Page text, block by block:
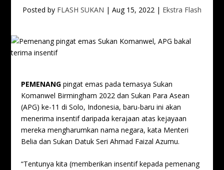
Posted by FLASH SUKAN | Aug 15, 2022 | Ekstra Flash
PEMENANG pingat emas pada temasya Sukan
Komanwel Birmingham 2022 dan Sukan Para Asean
(APG) ke-11 di Solo, Indonesia, baru-baru ini akan
menerima insentif daripada kerajaan atas kejayaan
mereka mengharumkan nama negara, kata Menteri
Belia dan Sukan Datuk Seri Ahmad Faizal Azumu.
“Tentunya kita (memberikan insentif kepada pemenang